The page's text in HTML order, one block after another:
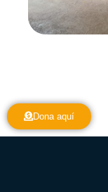
Dona aquí